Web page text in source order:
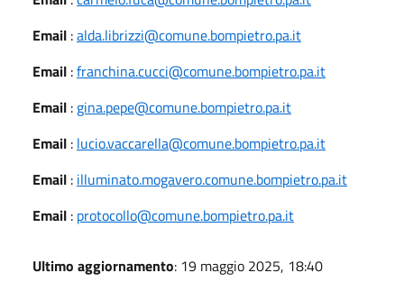
Email :alda.librizzi@comune.bompietro.pa.it
Email :franchina.cucci@comune.bompietro.pa.it
Email : gina.pepe@comune.bompietro.pa.it
Email : lucio.vaccarella@comune.bompietro.pa.it
Email : illuminato.mogavero.comune.bompietro.pa.it
Email : protocollo@comune.bompietro.pa.it
Ultimo aggiornamento: 19 maggio 2025, 18:40